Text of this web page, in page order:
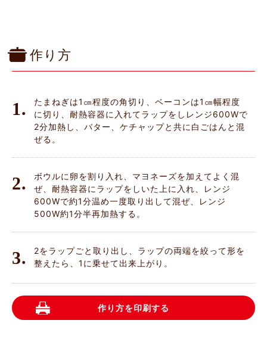
作り方
1.
たまねぎは1㎝程度の角切り、ベーコンは1㎝幅程度
に切り、耐熱容器に入れてラップをしレンジ600Wで
2分加熱し、バター、ケチャップと共に白ごはんと混
ぜる。
2.
ボウルに卵を割り入れ、マヨネーズを加えてよく混
ぜ、耐熱容器にラップをしいた上に入れ、レンジ
600Wで約1分温め一度取り出して混ぜ、レンジ
500W約1分半再加熱する。
3.
2をラップごと取り出し、ラップの両端を絞って形を
整えたら、1に乗せて出来上がり。
作り方を印刷する